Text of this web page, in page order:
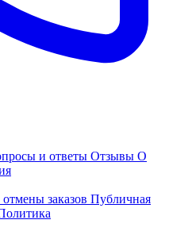
и ответы Отзывы О
заказов Публичная